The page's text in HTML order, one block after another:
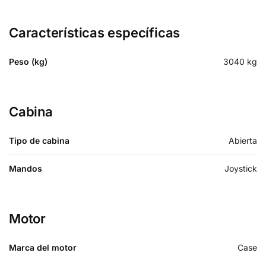
Características específicas
Peso (kg) 3040 kg
Cabina
Tipo de cabina Abierta
Mandos Joystick
Motor
Marca del motor Case